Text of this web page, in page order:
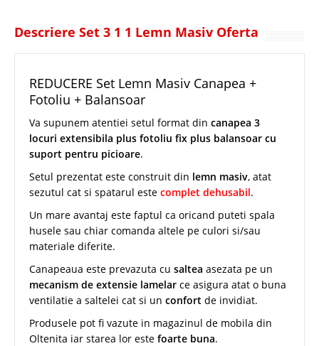
Descriere Set 3 1 1 Lemn Masiv Oferta
REDUCERE Set Lemn Masiv Canapea +
Fotoliu + Balansoar
Va supunem atentiei setul format din canapea 3
locuri extensibila plus fotoliu fix plus balansoar cu
suport pentru picioare.
Setul prezentat este construit din lemn masiv, atat
sezutul cat si spatarul este complet dehusabil.
Un mare avantaj este faptul ca oricand puteti spala
husele sau chiar comanda altele pe culori si/sau
materiale diferite.
Canapeaua este prevazuta cu saltea asezata pe un
mecanism de extensie lamelar ce asigura atat o buna
ventilatie a saltelei cat si un confort de invidiat.
Produsele pot fi vazute in magazinul de mobila din
Oltenita iar starea lor este foarte buna.